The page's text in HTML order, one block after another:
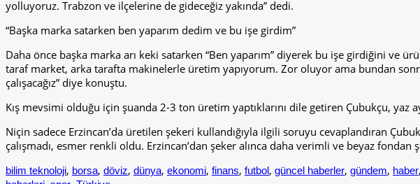
yolluyoruz. Trabzon ve ilçelerine de gideceğiz yakında” dedi.
“Başka marka satarken ben yaparım dedim ve bu işe girdim”
Daha önce başka marka arı keki satarken “Ben yaparım” diyerek bu işe girdiğini ve
taraf market, arka tarafta makinelerle üretim yapıyorum. Zor oluyor ama bundan
çalışacağız” diye konuştu.
Kış mevsimi olduğu için şuanda 2-3 ton üretim yaptıklarını dile getiren Çubukçu,
Niçin sadece Erzincan’da üretilen şekeri kullandığıyla ilgili soruyu cevaplandıran
çalışmadı, esmer renkli oldu. Erzincan’dan şeker alınca daha verimli ve beyaz
bilim teknoloji, borsa, döviz, dünya, ekonomi, finans, futbol, güncel haberler, gündem, haber,